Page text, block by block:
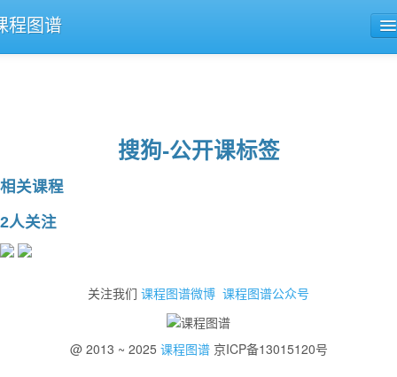
程图谱
搜狗-公开课标签
相关课程
2人关注
关注我们 课程图谱微博 课程图谱公众号
@ 2013 ~ 2025 课程图谱京ICP备13015120号